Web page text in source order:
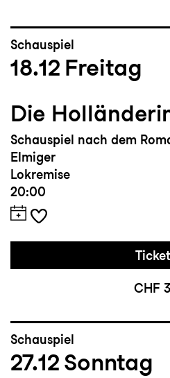
Schauspiel
18.12 Freitag
Die
Schauspiel nach dem
Elmiger
Lokremise
20:00
CHF
Schauspiel
27.12 Sonntag